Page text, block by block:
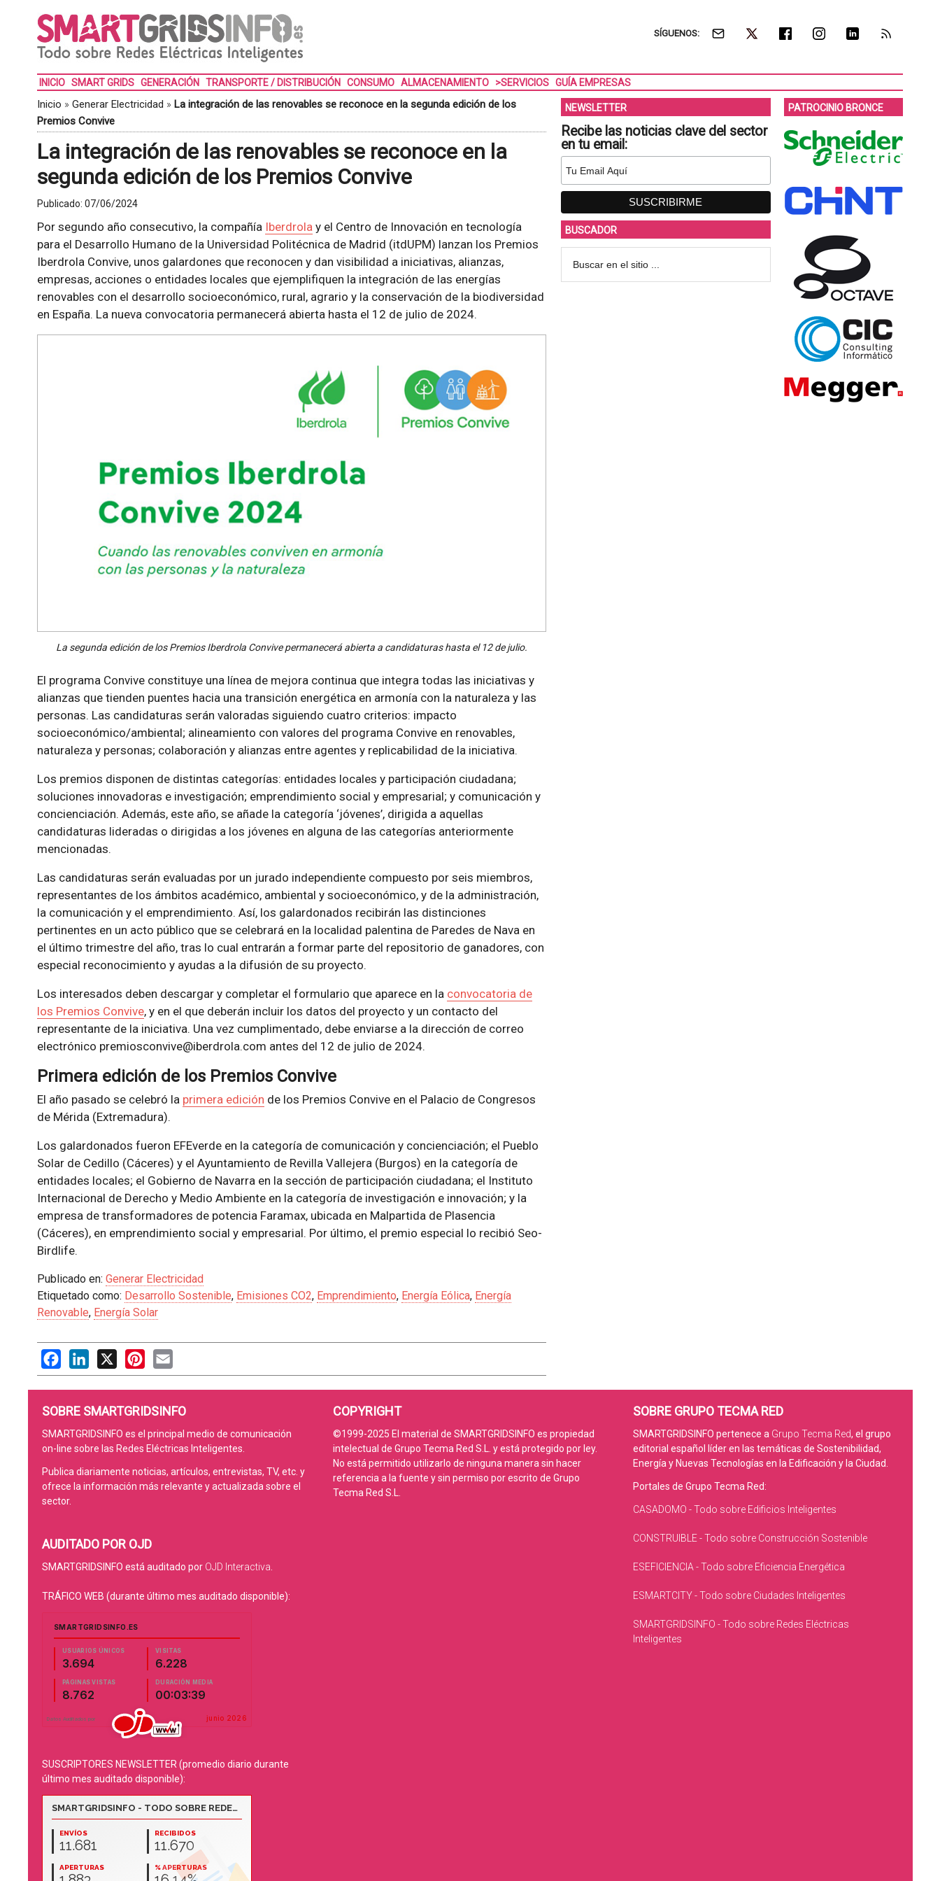
SÍGUENOS:
INICIO SMART GRIDS GENERACIÓN TRANSPORTE / DISTRIBUCIÓN CONSUMO ALMACENAMIENTO >SERVICIOS GUÍA EMPRESAS
Inicio » Generar Electricidad » La integración de las renovables se reconoce en la segunda edición de los
Premios Convive
La integración de las renovables se reconoce en la
segunda edición de los Premios Convive
Publicado: 07/06/2024
Por segundo año consecutivo, la compañía Iberdrolay el Centro de Innovación en tecnología
para el Desarrollo Humano de la Universidad Politécnica de Madrid (itdUPM) lanzan los Premios
Iberdrola Convive, unos galardones que reconocen y dan visibilidad a iniciativas, alianzas,
empresas, acciones o entidades locales que ejemplifiquen la integración de las energías
renovables con el desarrollo socioeconómico, rural, agrario y la conservación de la biodiversidad
en España. La nueva convocatoria permanecerá abierta hasta el 12 de julio de 2024.
La segunda edición de los Premios Iberdrola Convive permanecerá abierta a candidaturas hasta el 12 de julio.
El programa Convive constituye una línea de mejora continua que integra todas las iniciativas y
alianzas que tienden puentes hacia una transición energética en armonía con la naturaleza y las
personas. Las candidaturas serán valoradas siguiendo cuatro criterios: impacto
socioeconómico/ambiental; alineamiento con valores del programa Convive en renovables,
naturaleza y personas; colaboración y alianzas entre agentes y replicabilidad de la iniciativa.
Los premios disponen de distintas categorías: entidades locales y participación ciudadana;
soluciones innovadoras e investigación; emprendimiento social y empresarial; y comunicación y
concienciación. Además, este año, se añade la categoría ‘jóvenes’, dirigida a aquellas
candidaturas lideradas o dirigidas a los jóvenes en alguna de las categorías anteriormente
mencionadas.
Las candidaturas serán evaluadas por un jurado independiente compuesto por seis miembros,
representantes de los ámbitos académico, ambiental y socioeconómico, y de la administración,
la comunicación y el emprendimiento. Así, los galardonados recibirán las distinciones
pertinentes en un acto público que se celebrará en la localidad palentina de Paredes de Nava en
el último trimestre del año, tras lo cual entrarán a formar parte del repositorio de ganadores, con
especial reconocimiento y ayudas a la difusión de su proyecto.
Los interesados deben descargar y completar el formulario que aparece en la convocatoria de
los Premios Convive, y en el que deberán incluir los datos del proyecto y un contacto del
representante de la iniciativa. Una vez cumplimentado, debe enviarse a la dirección de correo
electrónico premiosconvive@iberdrola.com antes del 12 de julio de 2024.
Primera edición de los Premios Convive
El año pasado se celebró la primera edición de los Premios Convive en el Palacio de Congresos
de Mérida (Extremadura).
Los galardonados fueron EFEverde en la categoría de comunicación y concienciación; el Pueblo
Solar de Cedillo (Cáceres) y el Ayuntamiento de Revilla Vallejera (Burgos) en la categoría de
entidades locales; el Gobierno de Navarra en la sección de participación ciudadana; el Instituto
Internacional de Derecho y Medio Ambiente en la categoría de investigación e innovación; y la
empresa de transformadores de potencia Faramax, ubicada en Malpartida de Plasencia
(Cáceres), en emprendimiento social y empresarial. Por último, el premio especial lo recibió Seo-
Birdlife.
Publicado en: Generar Electricidad
Etiquetado como: Desarrollo Sostenible, Emisiones CO2, Emprendimiento, Energía Eólica, Energía
Renovable, Energía Solar
FacebookLinkedIn
X PinterestEmail
NEWSLETTER
Recibe las noticias clave del sector
en tu email:
BUSCADOR
PATROCINIO BRONCE
SOBRE SMARTGRIDSINFO
SMARTGRIDSINFO es el principal medio de comunicación
on-line sobre las Redes Eléctricas Inteligentes.
Publica diariamente noticias, artículos, entrevistas, TV, etc. y
ofrece la información más relevante y actualizada sobre el
sector.
AUDITADO POR OJD
SMARTGRIDSINFO está auditado por OJD Interactiva
TRÁFICO WEB (durante último mes auditado disponible):
SUSCRIPTORES NEWSLETTER (promedio diario durante
último mes auditado disponible):
COPYRIGHT
©1999-2025 El material de SMARTGRIDSINFO es propiedad
intelectual de Grupo Tecma Red S.L. y está protegido por ley.
No está permitido utilizarlo de ninguna manera sin hacer
referencia a la fuente y sin permiso por escrito de Grupo
Tecma Red S.L.
SOBRE GRUPO TECMA RED
SMARTGRIDSINFO pertenece a Grupo Tecma Red, el grupo
editorial español líder en las temáticas de Sostenibilidad,
Energía y Nuevas Tecnologías en la Edificación y la Ciudad.
Portales de Grupo Tecma Red:
CASADOMO - Todo sobre Edificios Inteligentes
CONSTRUIBLE - Todo sobre Construcción Sostenible
ESEFICIENCIA - Todo sobre Eficiencia Energética
ESMARTCITY - Todo sobre Ciudades Inteligentes
SMARTGRIDSINFO - Todo sobre Redes Eléctricas
Inteligentes